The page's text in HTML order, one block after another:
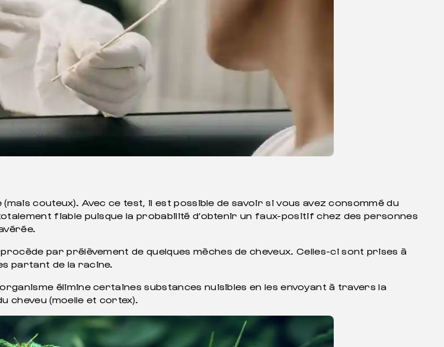
couteux). Avec ce test, il est possible de savoir si vous avez consommé du
fiable puisque la probabilité d’obtenir un faux-positif chez des personnes
par prélèvement de quelques mèches de cheveux. Celles-ci sont prises à
partant de la racine.
élimine certaines substances nuisibles en les envoyant à travers la
cheveu (moelle et cortex).